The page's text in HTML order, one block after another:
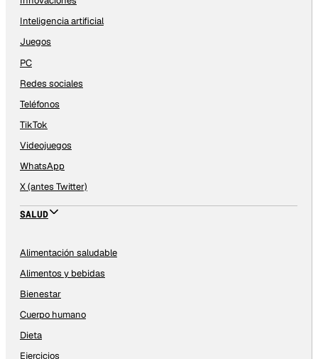
Inteligencia artificial
Juegos
PC
Redes sociales
Teléfonos
TikTok
Videojuegos
WhatsApp
X (antes Twitter)
SALUD
Alimentación saludable
Alimentos y bebidas
Bienestar
Cuerpo humano
Dieta
Ejercicios